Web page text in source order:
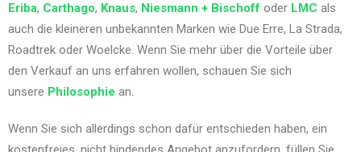
Eriba, Carthago, Knaus, Niesmann + Bischoff oder LMC als
auch die kleineren unbekannten Marken wie Due Erre, La Strada,
Roadtrek oder Woelcke. Wenn Sie mehr über die Vorteile über
den Verkauf an uns erfahren wollen, schauen Sie sich
unsere Philosophie an.
Wenn Sie sich allerdings schon dafür entschieden haben, ein